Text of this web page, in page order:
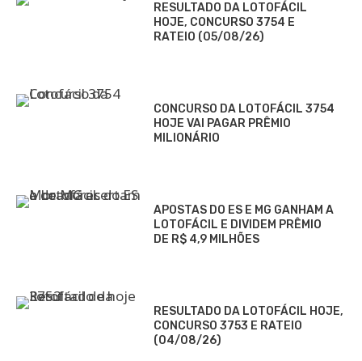
RESULTADO DA LOTOFÁCIL
HOJE, CONCURSO 3754 E
RATEIO (05/08/26)
CONCURSO DA LOTOFÁCIL 3754
HOJE VAI PAGAR PRÊMIO
MILIONÁRIO
APOSTAS DO ES E MG GANHAM A
LOTOFÁCIL E DIVIDEM PRÊMIO
DE R$ 4,9 MILHÕES
RESULTADO DA LOTOFÁCIL HOJE,
CONCURSO 3753 E RATEIO
(04/08/26)